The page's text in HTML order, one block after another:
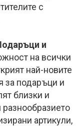
с
и
на всички
най-новите
за подаръци и
близки и
артикули,